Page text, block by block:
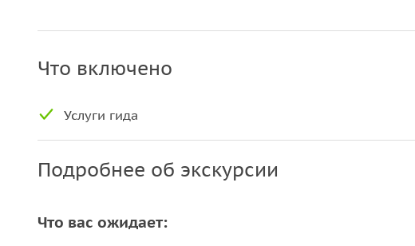
Что включено
Услуги гида
Подробнее об экскурсии
Что вас ожидает: